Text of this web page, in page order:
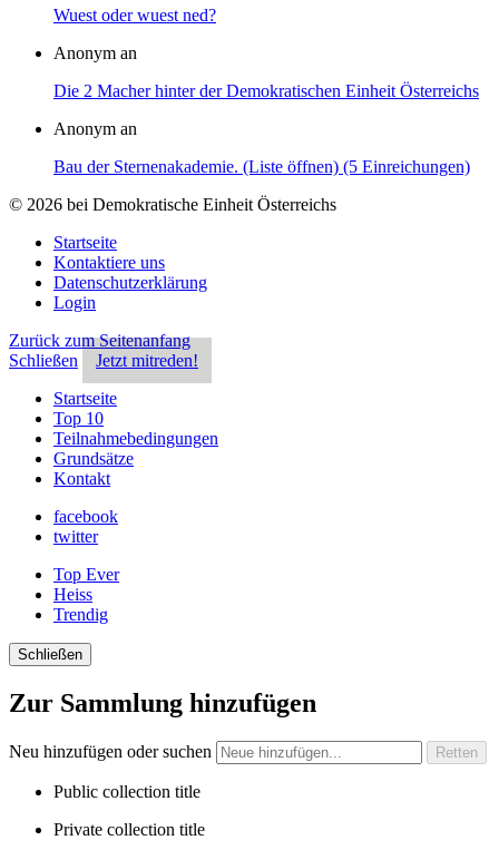
Wuest oder wuest ned?
Anonym an
Die 2 Macher hinter der Demokratischen Einheit Österreichs
Anonym an
Bau der Sternenakademie. (Liste öffnen) (5 Einreichungen)
© 2026 bei Demokratische Einheit Österreichs
Startseite
Kontaktiere uns
Datenschutzerklärung
Login
Zurück zum Seitenanfang
Schließen
Jetzt mitreden!
Startseite
Top 10
Teilnahmebedingungen
Grundsätze
Kontakt
facebook
twitter
Top Ever
Heiss
Trendig
Schließen
Zur Sammlung hinzufügen
Neu hinzufügen oder suchen
Public collection title
Private collection title